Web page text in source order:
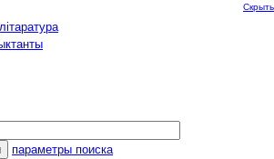
параметры поиска
Скрыть